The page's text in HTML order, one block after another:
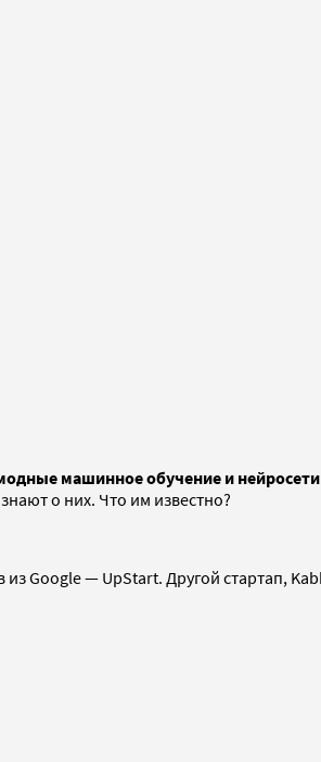
машинное обучение и нейросети
о них. Что им известно?
из Google— UpStart. Другой стартап,